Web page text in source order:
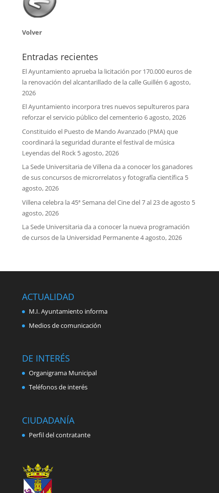
Volver
Entradas recientes
El Ayuntamiento aprueba la licitación por 170.000 euros de
la renovación del alcantarillado de la calle Guillén 6 agosto,
2026
El Ayuntamiento incorpora tres nuevos sepultureros para
reforzar el servicio público del cementerio 6 agosto, 2026
Constituido el Puesto de Mando Avanzado (PMA) que
coordinará la seguridad durante el festival de música
Leyendas del Rock 5 agosto, 2026
La Sede Universitaria de Villena da a conocer los ganadores
de sus concursos de microrrelatos y fotografía científica 5
agosto, 2026
Villena celebra la 45ª Semana del Cine del 7 al 23 de agosto 5
agosto, 2026
La Sede Universitaria da a conocer la nueva programación
de cursos de la Universidad Permanente4 agosto, 2026
ACTUALIDAD
M.I. Ayuntamiento informa
Medios de comunicación
DE INTERÉS
Organigrama Municipal
Teléfonos de interés
CIUDADANÍA
Perfil del contratante